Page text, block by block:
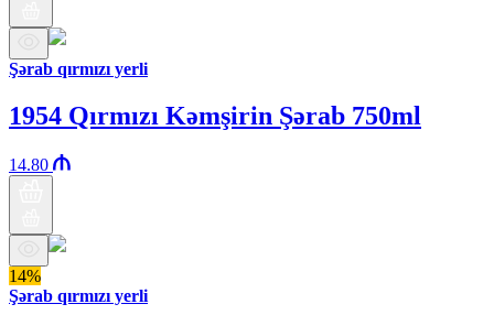
Şərab qırmızı yerli
1954 Qırmızı Kəmşirin Şərab 750ml
14.80
14%
Şərab qırmızı yerli